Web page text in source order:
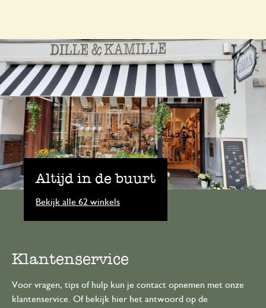
Altijd in de buurt
Bekijk alle 62 winkels
Klantenservice
Voor vragen, tips of hulp kun je contact opnemen met onze
klantenservice. Of bekijk hier het antwoord op de